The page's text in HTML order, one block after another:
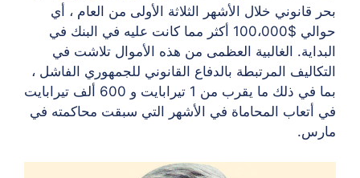
بحر قانوني خلال الأشهر الثلاثة الأولى من العام ، أي
حوالي $100،000 أكثر مما كانت عليه في البنك في
البداية. الغالبية العظمى من هذه الأموال تلاشت في
التكاليف المرتبطة بالدفاع القانوني للجمهوري الفاشل ،
بما في ذلك ما يقرب من 1 تيرابايت و 600 ألف تيرابايت
في أتعاب المحاماة في الأشهر التي سبقت محاكمته في
مارس.